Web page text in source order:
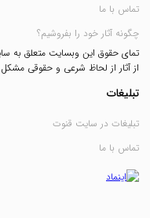
تماس با ما
چگونه آثار خود را بفروشیم؟
تمای حقوق این وبسایت متعلق به
از آثار از لحاظ شرعی و حقوقی مشکل
تبلیغات
تبلیغات در سایت قنوت
تماس با ما